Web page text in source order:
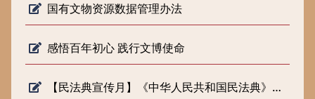
国有文物资源数据管理办法
感悟百年初心 践行文博使命
【民法典宣传月】《中华人民共和国民法典》知识普及